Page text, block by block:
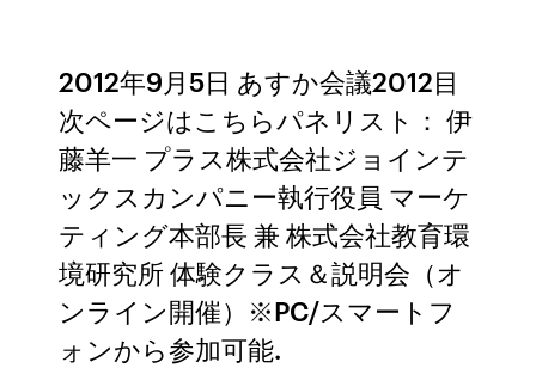
2012年9月5日 あすか会議2012目
次ページはこちらパネリスト： 伊
藤羊一 プラス株式会社ジョインテ
ックスカンパニー執行役員 マーケ
ティング本部長 兼 株式会社教育環
境研究所 体験クラス＆説明会（オ
ンライン開催）※PC/スマートフ
ォンから参加可能.